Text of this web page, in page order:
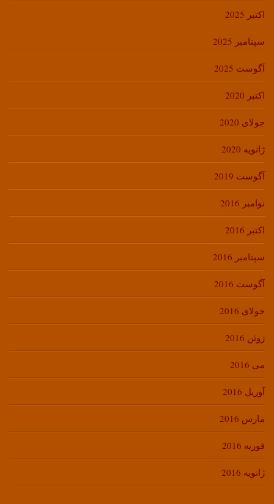
اکتبر 2025
سپتامبر 2025
آگوست 2025
اکتبر 2020
جولای 2020
ژانویه 2020
آگوست 2019
نوامبر 2016
اکتبر 2016
سپتامبر 2016
آگوست 2016
جولای 2016
ژوئن 2016
می 2016
آوریل 2016
مارس 2016
فوریه 2016
ژانویه 2016